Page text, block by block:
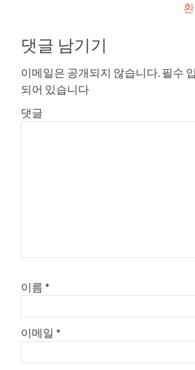
댓글 남기기
이메일은 공개되지 않습니다. 필수
되어 있습니다
댓글
이름 *
이메일 *